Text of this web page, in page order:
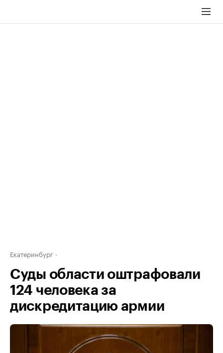
Екатеринбург
Суды области оштрафовали
124 человека за
дискредитацию армии